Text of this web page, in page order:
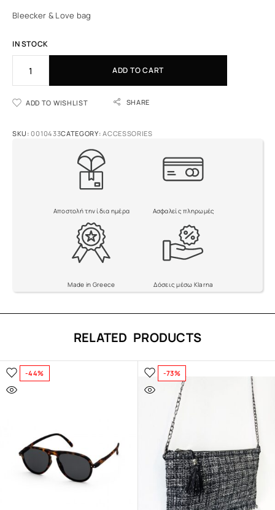
Bleecker & Love bag
IN STOCK
ADD TO CART
t
e
a
ADD TO WISHLIST SHARE
SKU:0010433CATEGORY:ACCESSORIES
Αποστολή την ίδια ημέρα Ασφαλείς πληρωμές
Made in Greece Δόσεις μέσω Klarna
RELATED PRODUCTS
-44% -73%